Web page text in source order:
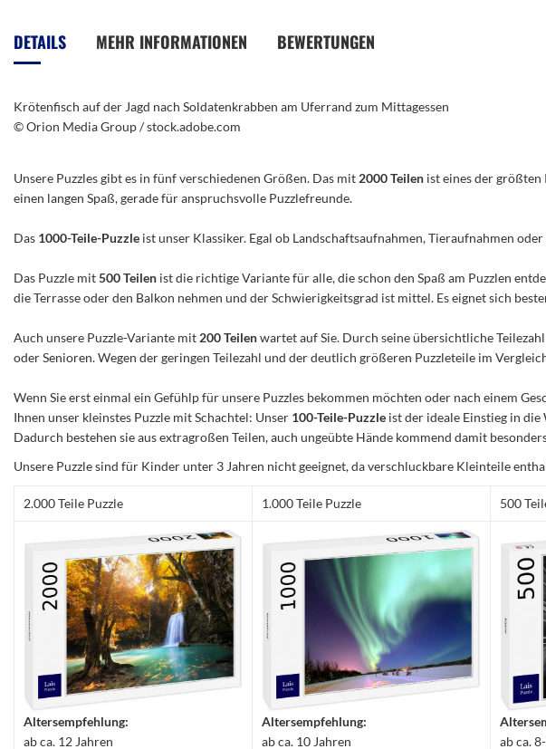
Bildergalerie
springen
DETAILS
Krötenfisch auf der Jagd nach Soldatenkrabben am Uferrand zum Mittagessen
© Orion Media Group / stock.adobe.com
MEHR INFORMATIONEN BEWERTUNGEN
Unsere Puzzles gibt es in fünf verschiedenen Größen. Das mit 2000 Teilen ist eines der größten
einen langen Spaß, gerade für anspruchsvolle Puzzlefreunde.
Das 1000-Teile-Puzzle ist unser Klassiker. Egal ob Landschaftsaufnahmen, Tieraufnahmen
Das Puzzle mit500 Teilen ist die richtige Variante für alle, die schon den Spaß am Puzzlen
die Terrasse oder den Balkon nehmen und der Schwierigkeitsgrad ist mittel. Es eignet sich
Auch unsere Puzzle-Variante mit 200 Teilenwartet auf Sie. Durch seine übersichtliche
oder Senioren. Wegen der geringen Teilezahl und der deutlich größeren Puzzleteile im
Wenn Sie erst einmal ein Gefühlp für unsere Puzzles bekommen möchten oder nach einem
Ihnen unser kleinstes Puzzle mit Schachtel: Unser 100-Teile-Puzzle ist der ideale Einstieg in die
Dadurch bestehen sie aus extragroßen Teilen, auch ungeübte Hände kommend damit
Unsere Puzzle sind für Kinder unter 3 Jahren nicht geeignet, da verschluckbare Kleinteile
2.000 Teile Puzzle 1.000 Teile Puzzle 500
Altersempfehlung:
ab ca. 12 Jahren
Altersempfehlung:
ab ca. 10 Jahren
ab ca.